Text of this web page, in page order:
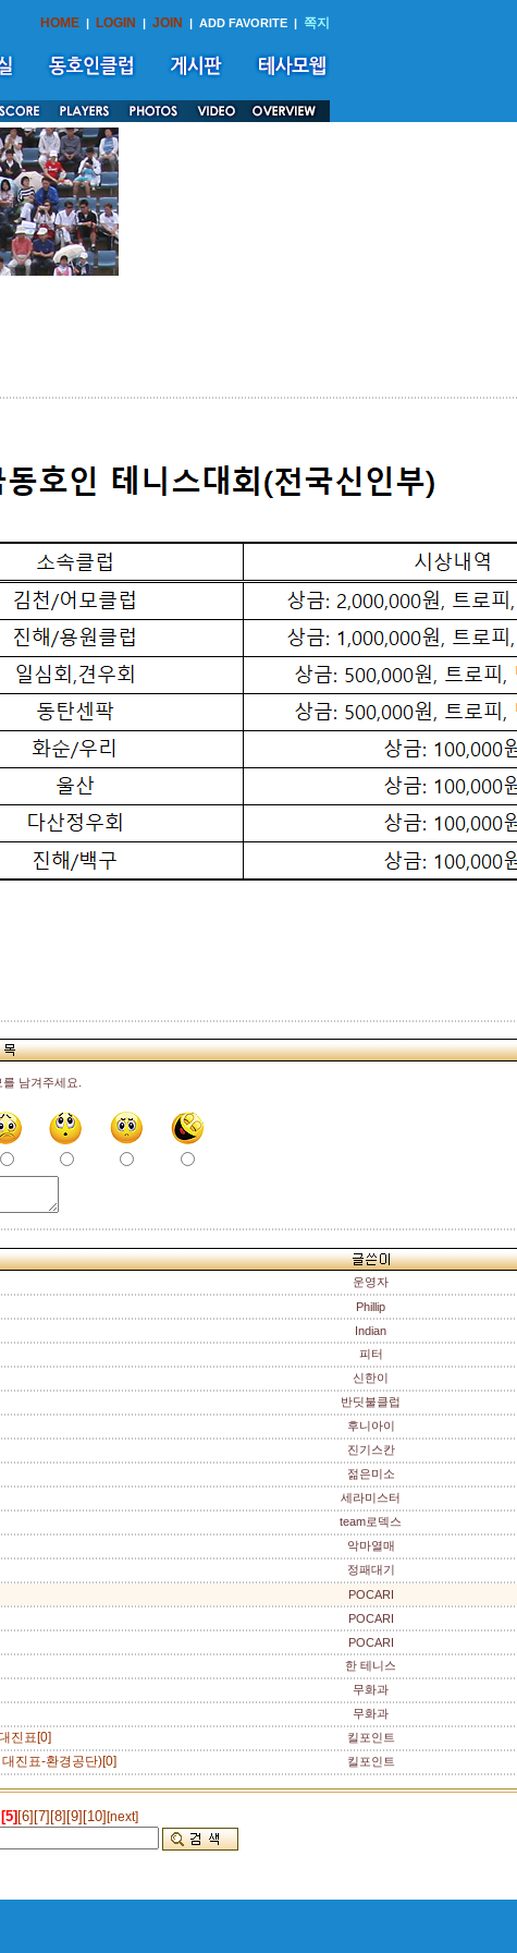
HOME | LOGIN | JOIN | ADD FAVORITE | 쪽지
를 남겨주세요.
운영자
Phillip
Indian
피터
신한이
반딧불클럽
후니아이
진기스칸
젊은미소
세라미스터
team로덱스
악마열매
정패대기
POCARI
POCARI
POCARI
한 테니스
무화과
무화과
진표[0]
킬포인트
진표-환경공단)[0] 킬포인트
[5] [6] [7] [8] [9] [10] [next]